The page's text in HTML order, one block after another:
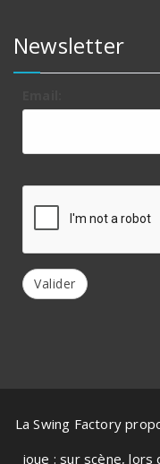
Newsletter
Valider
La Swing Factory
joue : sur scène,